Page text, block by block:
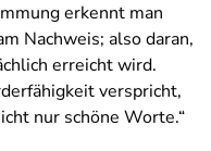
erkennt man
Nachweis; also daran,
erreicht wird.
verspricht,
nur schöne Worte.“